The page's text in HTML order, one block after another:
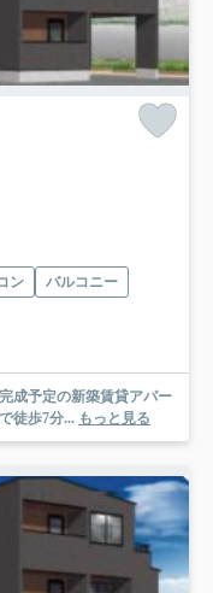
ン
バルコニー
成予定の新築賃貸アパー
徒歩7分... もっと見る